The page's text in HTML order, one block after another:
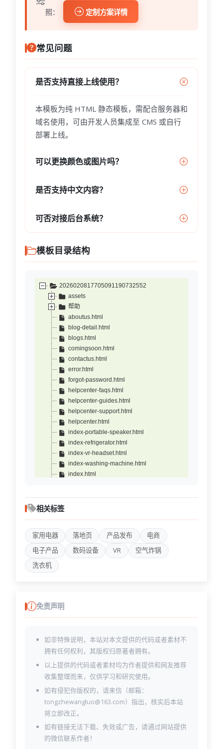
照：
定制方案详情
常见问题
是否支持直接上线使用？
本模板为纯 HTML 静态模板，需配合服务器和
域名使用，可由开发人员集成至 CMS 或自行
部署上线。
可以更换颜色或图片吗？
是否支持中文内容？
可否对接后台系统？
模板目录结构
2026020817705091190732552
assets
帮助
aboutus.html
blog-detail.html
blogs.html
comingsoon.html
contactus.html
error.html
forgot-password.html
helpcenter-faqs.html
helpcenter-guides.html
helpcenter-support.html
helpcenter.html
index-portable-speaker.html
index-refrigerator.html
index-vr-headset.html
index-washing-machine.html
index.html
product-detail-three.html
product-detail-two.html
shop-cart.html
user-account.html
user-billing.html
user-invoice.html
user-notification.html
user-setting.html
user-social.html
wishlists.html
相关标签
家用电器 落地页 产品发布
电商
电子产品
数码设备 VR
空气炸锅
洗衣机
免责声明
如非特殊说明，本站对本文提供的代码或者素材不
拥有任何权利，其版权归原著者拥有。
以上提供的代码或者素材均为作者提供和网友推荐
收集整理而来，仅供学习和研究使用。
如有侵犯你版权的，请来信（邮箱：
tongzhewangluo@163.com）指出，核实后本站
将立即改正。
如有链接无法下载、失效或广告，请通过网站提供
的微信联系作者！